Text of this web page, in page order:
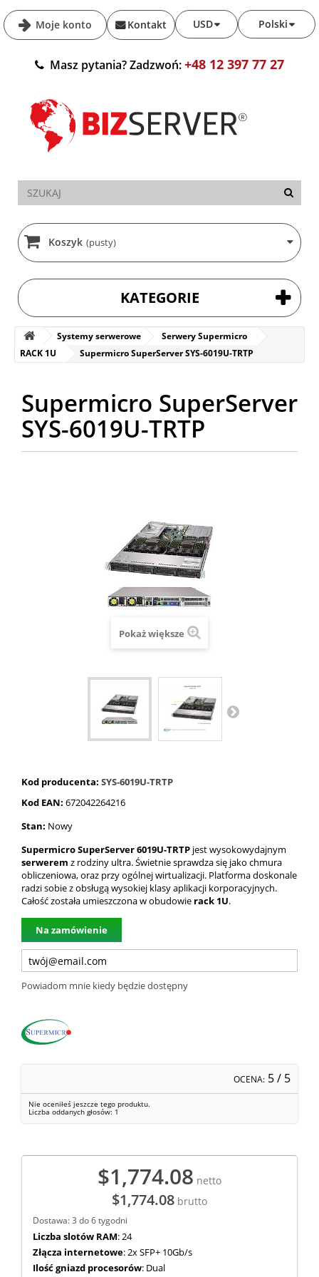
Moje konto Polski
USD
Kontakt
Masz pytania? Zadzwoń:+48 12 397 77 27
Koszyk (pusty)
KATEGORIE
Systemy serwerowe
Serwery Supermicro
RACK 1U
Supermicro SuperServer SYS-6019U-TRTP
Supermicro SuperServer
SYS-6019U-TRTP
Pokaż większe
Kod producenta: SYS-6019U-TRTP
Kod EAN: 672042264216
Stan: Nowy
Supermicro SuperServer 6019U-TRTP jest wysokowydajnym
serwerem z rodziny ultra. Świetnie sprawdza się jako chmura
obliczeniowa, oraz przy ogólnej wirtualizacji. Platforma doskonale
radzi sobie z obsługą wysokiej klasy aplikacji korporacyjnych.
Całość została umieszczona w obudowie rack 1U.
Na zamówienie
Powiadom mnie kiedy będzie dostępny
OCENA: 5/ 5
Nie oceniłeś jeszcze tego produktu.
Liczba oddanych głosów: 1
$1,774.08 netto
$1,774.08 brutto
Dostawa: 3 do 6 tygodni
Liczba slotów RAM: 24
Złącza internetowe: 2x SFP+ 10Gb/s
Ilość gniazd procesorów: Dual